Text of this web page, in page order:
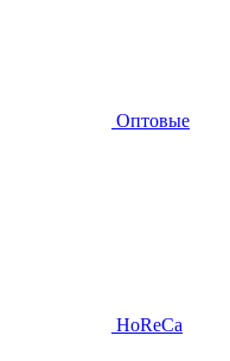
Оптовые
HoReCa